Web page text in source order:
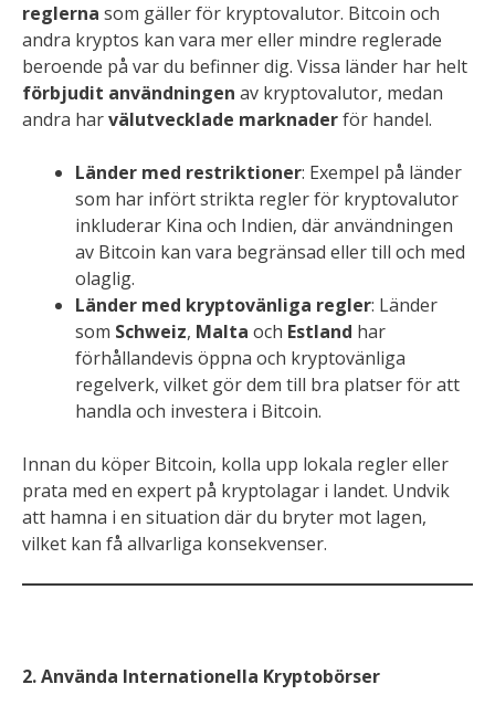
reglerna som gäller för kryptovalutor. Bitcoin och
andra kryptos kan vara mer eller mindre reglerade
beroende på var du befinner dig. Vissa länder har helt
förbjudit användningen av kryptovalutor, medan
andra harvälutvecklade marknaderför handel.
Länder med restriktioner: Exempel på länder
som har infört strikta regler för kryptovalutor
inkluderar Kina och Indien, där användningen
av Bitcoin kan vara begränsad eller till och med
olaglig.
Länder med kryptovänliga regler: Länder
som Schweiz, Malta och Estland har
förhållandevis öppna och kryptovänliga
regelverk, vilket gör dem till bra platser för att
handla och investera i Bitcoin.
Innan du köper Bitcoin, kolla upp lokala regler eller
prata med en expert på kryptolagar i landet. Undvik
att hamna i en situation där du bryter mot lagen,
vilket kan få allvarliga konsekvenser.
2. Använda Internationella Kryptobörser